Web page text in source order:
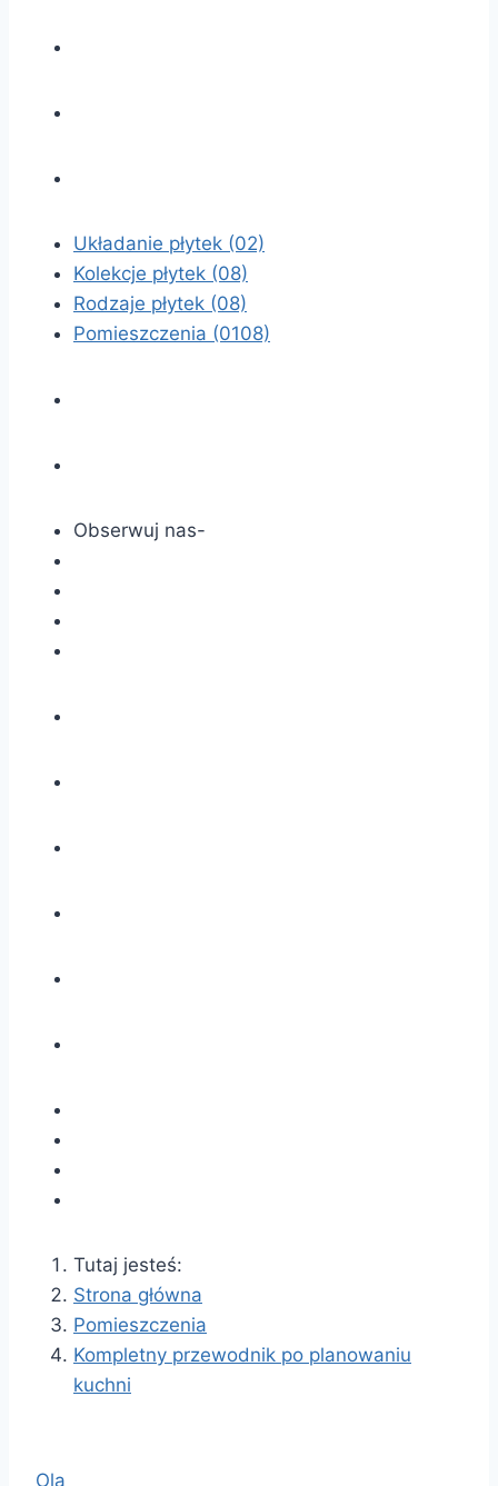
Układanie płytek (02)
Kolekcje płytek (08)
Rodzaje płytek (08)
Pomieszczenia (0108)
Obserwuj nas-
Tutaj jesteś:
Strona główna
Pomieszczenia
Kompletny przewodnik po planowaniu
kuchni
Ola